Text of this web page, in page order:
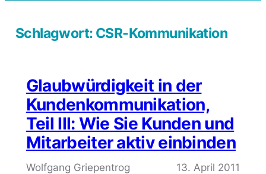
Schlagwort: CSR-Kommunikation
Glaubwürdigkeit in der
Kundenkommunikation,
Teil III: Wie Sie Kunden und
Mitarbeiter aktiv einbinden
Wolfgang Griepentrog 13. April 2011